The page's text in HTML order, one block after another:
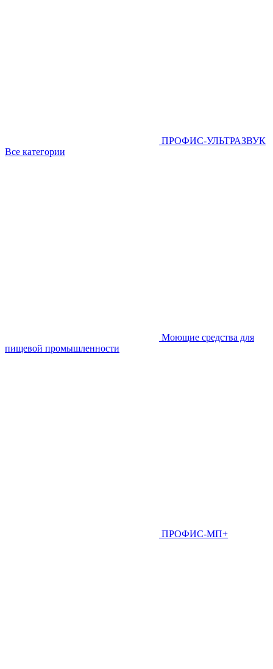
ПРОФИС-УЛЬТРАЗВУК
Все категории
Моющие средства для
пищевой промышленности
ПРОФИС-МП+